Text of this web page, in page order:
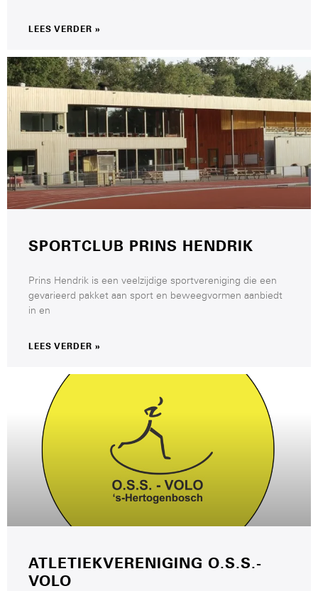
LEES VERDER »
SPORTCLUB PRINS HENDRIK
Prins Hendrik is een veelzijdige sportvereniging die een
gevarieerd pakket aan sport en beweegvormen aanbiedt
in en
LEES VERDER »
ATLETIEKVERENIGING O.S.S.-
VOLO